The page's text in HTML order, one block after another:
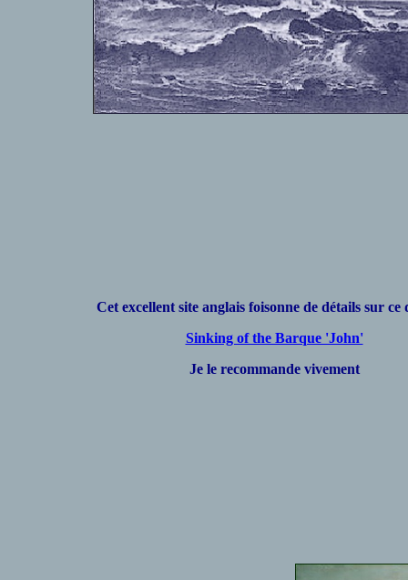
Cet excellent site anglais foisonne de détails sur ce
Sinking of the Barque 'John'
Je le recommande vivement